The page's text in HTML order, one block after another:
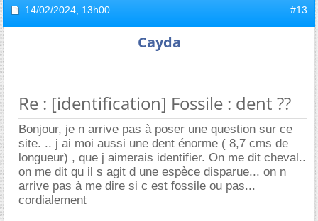
14/02/2024, 13h00 #13
Cayda
Re : [identification] Fossile : dent ??
Bonjour, je n arrive pas à poser une question sur ce
site. .. j ai moi aussi une dent énorme ( 8,7 cms de
longueur) , que j aimerais identifier. On me dit cheval..
on me dit qu il s agit d une espèce disparue... on n
arrive pas à me dire si c est fossile ou pas...
cordialement